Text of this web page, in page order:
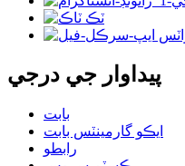
پيداوار جي درجي
بابت
ايڪو گارمينٽس بابت
رابطو